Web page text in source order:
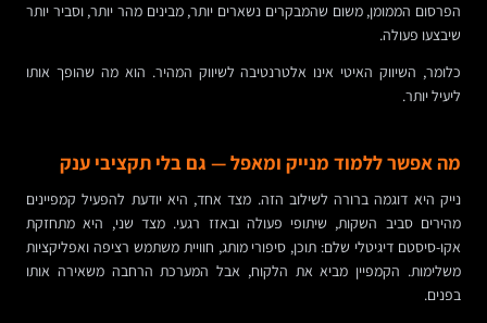
הפרסום הממומן, משום שהמבקרים נשארים יותר, מבינים מהר יותר, וסביר יותר
שיבצעו פעולה.
כלומר, השיווק האיטי אינו אלטרנטיבה לשיווק המהיר. הוא מה שהופך אותו
ליעיל יותר.
מה אפשר ללמוד מנייק ומאפל — גם בלי תקציבי ענק
נייק היא דוגמה ברורה לשילוב הזה. מצד אחד, היא יודעת להפעיל קמפיינים
מהירים סביב השקות, שיתופי פעולה ובאזז רגעי. מצד שני, היא מתחזקת
אקו-סיסטם דיגיטלי שלם: תוכן, סיפורי מותג, חוויית משתמש רציפה ואפליקציות
משלימות. הקמפיין מביא את הלקוח, אבל המערכת הרחבה משאירה אותו
בפנים.